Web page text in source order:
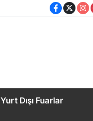
Yurt Dışı Fuarlar